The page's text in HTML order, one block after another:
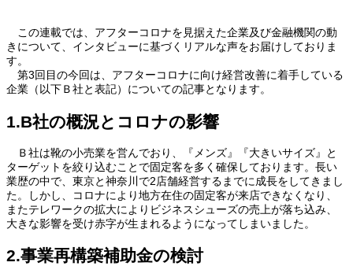
この連載では、アフターコロナを見据えた企業及び金融機関の動
きについて、インタビューに基づくリアルな声をお届けしておりま
す。
第3回目の今回は、アフターコロナに向け経営改善に着手している
企業（以下Ｂ社と表記）についての記事となります。
1.B社の概況とコロナの影響
Ｂ社は靴の小売業を営んでおり、『メンズ』『大きいサイズ』と
ターゲットを絞り込むことで固定客を多く確保しております。長い
業歴の中で、東京と神奈川で2店舗経営するまでに成長をしてきまし
た。しかし、コロナにより地方在住の固定客が来店できなくなり、
またテレワークの拡大によりビジネスシューズの売上が落ち込み、
大きな影響を受け赤字が生まれるようになってしまいました。
2.事業再構築補助金の検討